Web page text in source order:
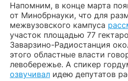
Напомним, в конце марта
от Минобрнауки, что для
межвузовского кампуса
участок площадью 77
Заварзино-Радиостанция
этого областные власти
левобережье. А спикер
озвучивал идею депутатов